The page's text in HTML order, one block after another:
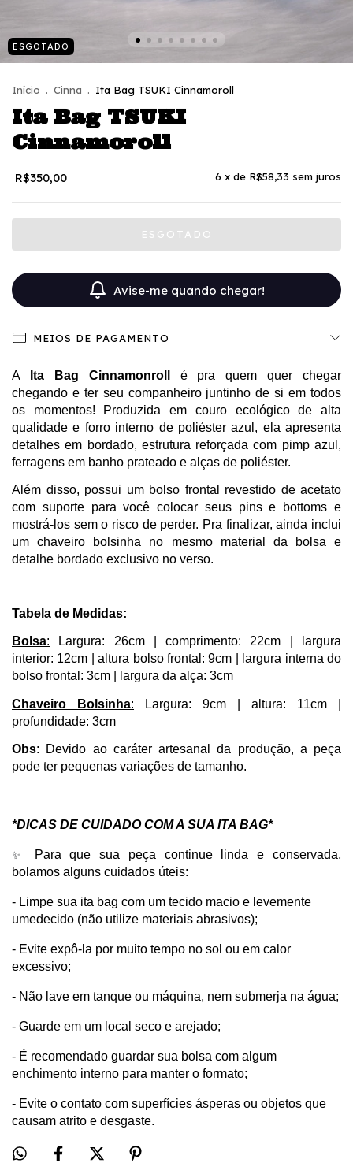
ESGOTADO
Início . Cinna . Ita Bag TSUKI Cinnamoroll
Ita Bag TSUKI
Cinnamoroll
R$350,00 6 x de R$58,33 sem juros
Avise-me quando chegar!
MEIOS DE PAGAMENTO
A Ita Bag Cinnamonroll
é pra quem quer chegar
chegando e ter seu companheiro juntinho de si em todos
os momentos! Produzida em couro ecológico de alta
qualidade e forro interno de poliéster azul, ela apresenta
detalhes em bordado, estrutura reforçada com pimp azul,
ferragens em banho prateado e alças de poliéster.
Além disso, possui um bolso frontal revestido de acetato
com suporte para você colocar seus pins e bottoms e
mostrá-los sem o risco de perder. Pra finalizar, ainda inclui
um chaveiro bolsinha no mesmo material da bolsa e
detalhe bordado exclusivo no verso.
Tabela de Medidas:
Bolsa: Largura: 26cm | comprimento: 22cm | largura
interior: 12cm | altura bolso frontal: 9cm | largura interna do
bolso frontal: 3cm | largura da alça: 3cm
Chaveiro Bolsinha: Largura: 9cm | altura: 11cm |
profundidade: 3cm
Obs: Devido ao caráter artesanal da produção, a peça
pode ter pequenas variações de tamanho.
*DICAS DE CUIDADO COM A SUA ITA BAG*
✨
Para que sua peça continue linda e conservada,
bolamos alguns cuidados úteis:
- Limpe sua ita bag com um tecido macio e levemente
umedecido (não utilize materiais abrasivos);
- Evite expô-la por muito tempo no sol ou em calor
excessivo;
- Não lave em tanque ou máquina, nem submerja na água;
- Guarde em um local seco e arejado;
- É recomendado guardar sua bolsa com algum
enchimento interno para manter o formato;
- Evite o contato com superfícies ásperas ou objetos que
causam atrito e desgaste.